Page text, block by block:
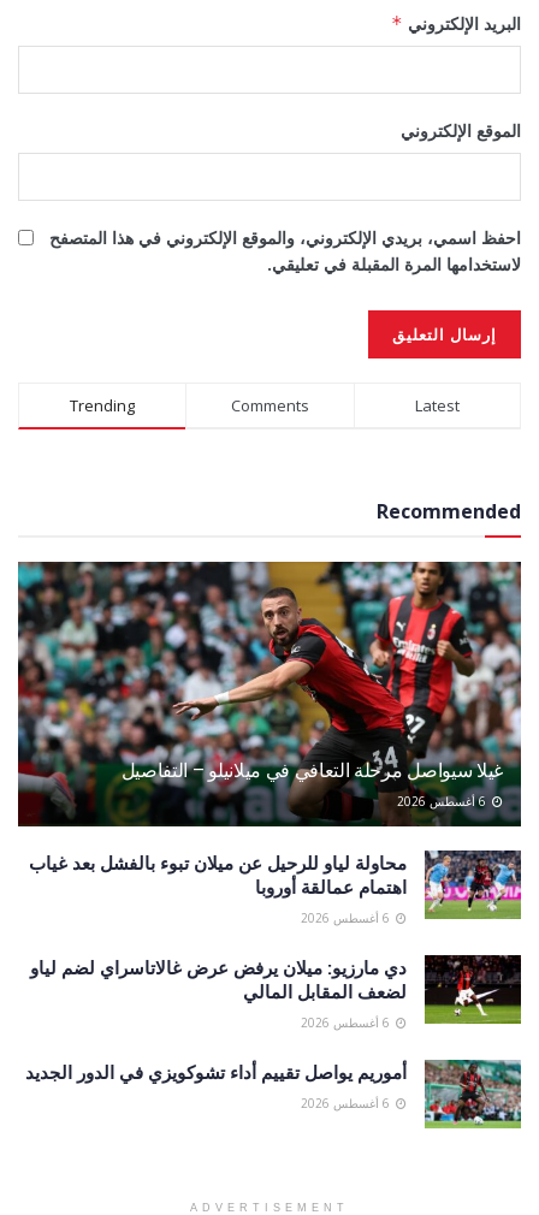
البريد الإلكتروني *
الموقع الإلكتروني
احفظ اسمي، بريدي الإلكتروني، والموقع الإلكتروني في هذا المتصفح
لاستخدامها المرة المقبلة في تعليقي.
Trending Comments Latest
Recommended
غيلا سيواصل مرحلة التعافي في ميلانيلو – التفاصيل
محاولة لياو للرحيل عن ميلان تبوء بالفشل بعد غياب
اهتمام عمالقة أوروبا
دي مارزيو: ميلان يرفض عرض غالاتاسراي لضم لياو
لضعف المقابل المالي
أموريم يواصل تقييم أداء تشوكويزي في الدور الجديد
ADVERTISEMENT